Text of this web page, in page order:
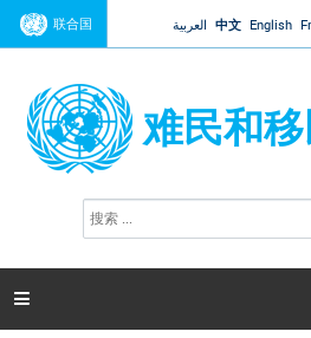
Jump to
联合国 العربية 中文 English
难民和
搜
索
